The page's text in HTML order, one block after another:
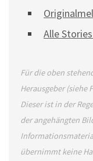
Alle
Für die oben
Herausgeber
Dieser ist in der
der angehängten
übernimmt keine